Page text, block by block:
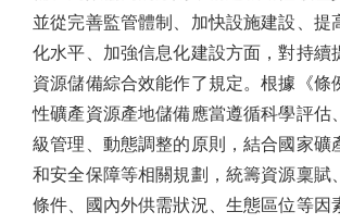
並從完善監管體制、加快設施建設、提
化水平、加強信息化建設方面，對持續
資源儲備綜合效能作了規定。根據《條
性礦產資源產地儲備應當遵循科學評估
級管理、動態調整的原則，結合國家礦
和安全保障等相關規劃，統籌資源稟賦
條件、國內外供需狀況、生態區位等因